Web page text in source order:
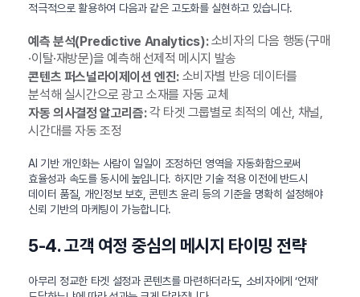
적극적으로 활용하여 다음과 같은 고도화를 실현하고 있습니다.
예측 분석(Predictive Analytics):소비자의 다음 행동(구매
·이탈·재방문)을 예측해 선제적 메시지 발송
콘텐츠 퍼스널라이제이션 엔진:소비자별 반응 데이터를
분석해 실시간으로 광고 소재를 자동 교체
자동 의사결정 알고리즘:각 타겟 그룹별로 최적의 예산, 채널,
시간대를 자동 조정
AI 기반 개인화는 사람이 일일이 조정하던 영역을 자동화함으로써
효율성과 속도를 동시에 높입니다. 하지만 기술 적용 이전에 반드시
데이터 품질, 개인정보 보호, 콘텐츠 윤리 등의 기준을 명확히 설정해야
신뢰 기반의 마케팅이 가능합니다.
5-4. 고객 여정 중심의 메시지 타이밍 전략
아무리 정교한 타겟 설정과 콘텐츠를 마련하더라도, 소비자에게 ‘언제’